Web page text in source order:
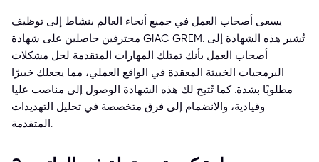
يسعى أصحاب العمل في جميع أنحاء العالم بنشاط إلى توظيف
محترفين حاصلين على شهادة GIAC GREM. تُشير هذه الشهادة إلى
أصحاب العمل بأنك تمتلك المهارات المتقدمة لحل مشكلات
البرمجيات الخبيثة المعقدة في الواقع العملي، مما يجعلك خبيرًا
مطلوبًا بشدة. كما تُتيح لك هذه الشهادة الوصول إلى مناصب عليا
وقيادية، والانضمام إلى فرق متخصصة في تحليل التهديدات
المتقدمة.